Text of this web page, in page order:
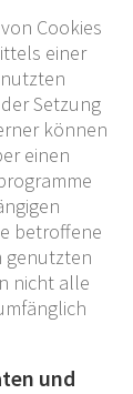
Cookies
einer
Setzung
können
einen
betroffene
genutzten
nicht alle
und